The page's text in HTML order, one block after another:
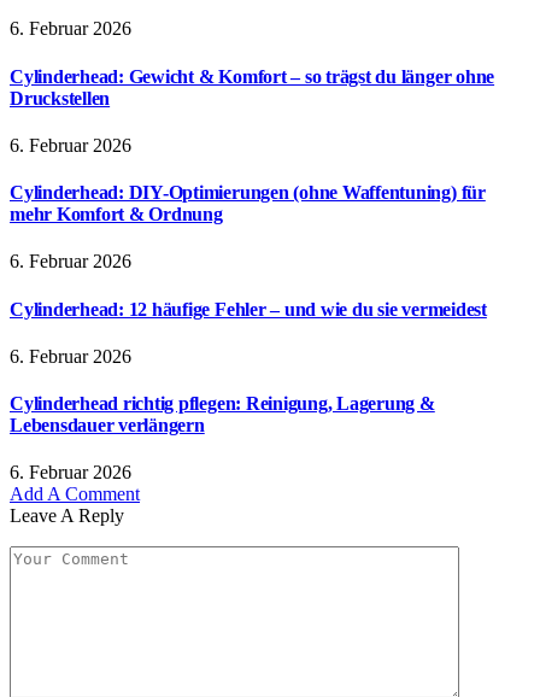
6. Februar 2026
Cylinderhead: Gewicht & Komfort – so trägst du länger ohne
Druckstellen
6. Februar 2026
Cylinderhead: DIY-Optimierungen (ohne Waffentuning) für
mehr Komfort & Ordnung
6. Februar 2026
Cylinderhead: 12 häufige Fehler – und wie du sie vermeidest
6. Februar 2026
Cylinderhead richtig pflegen: Reinigung, Lagerung &
Lebensdauer verlängern
6. Februar 2026
Add A Comment
Leave A Reply